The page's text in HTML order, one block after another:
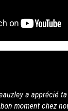
pour ta
pour l année